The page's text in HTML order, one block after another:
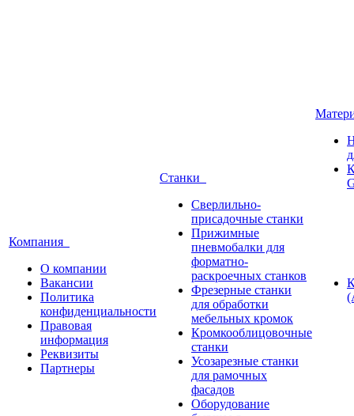
Компания
О компании
Вакансии
Политика
конфиденциальности
Правовая
информация
Реквизиты
Партнеры
Станки
Сверлильно-
присадочные станки
Прижимные
пневмобалки для
форматно-
раскроечных станков
Фрезерные станки
для обработки
мебельных кромок
Кромкооблицовочные
станки
Усозарезные станки
для рамочных
фасадов
Оборудование